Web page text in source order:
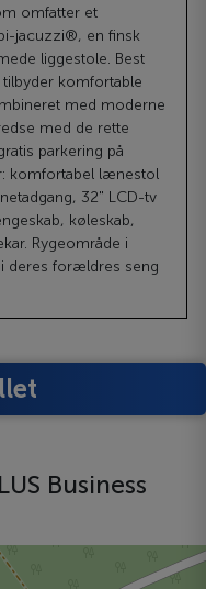
omfatter et
jacuzzi®, en finsk
liggestole. Best
tilbyder komfortable
med moderne
med de rette
parkering på
komfortabel lænestol
32" LCD-tv
køleskab,
Rygeområde i
deres forældres seng
Business